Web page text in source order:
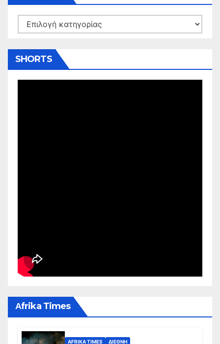
Kατηγορίες
SHORTS
Αfrika Times
AFRIKA TIMES ΔΙΕΘΝΉ